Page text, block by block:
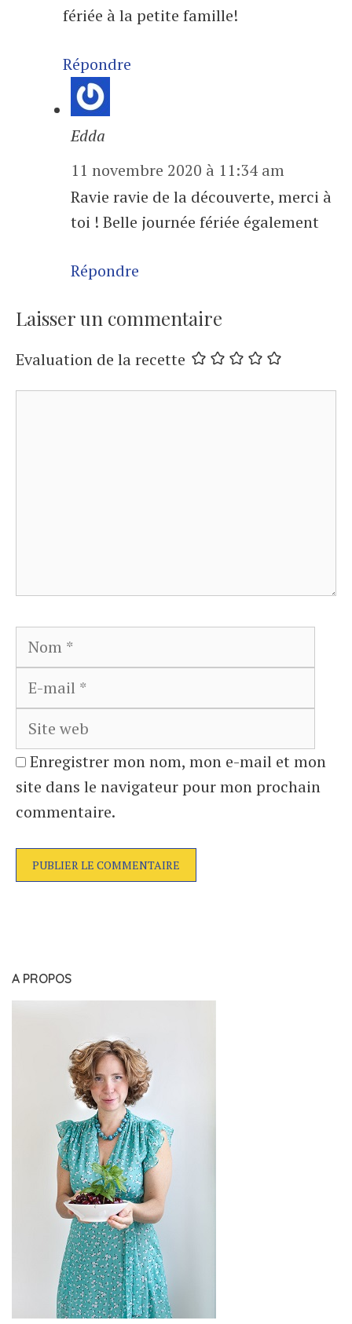
fériée à la petite famille!
Répondre
Edda
11 novembre 2020 à 11:34 am
Ravie ravie de la découverte, merci à
toi ! Belle journée fériée également
Répondre
Laisser un commentaire
Evaluation de la recette
Nom
Enregistrer mon nom, mon e-mail et mon
site dans le navigateur pour mon prochain
commentaire.
A PROPOS